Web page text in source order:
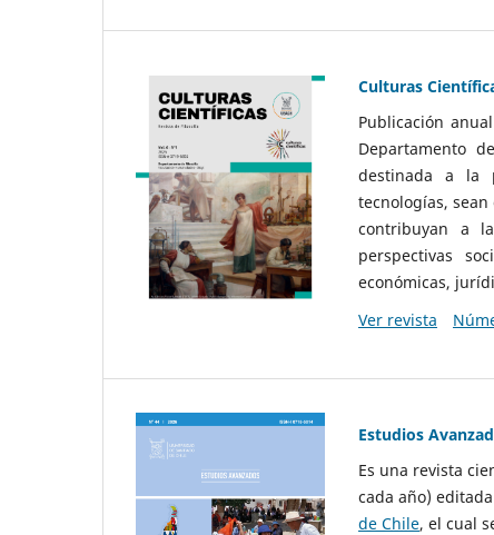
Culturas
Publicación
Departamento
destinada a la
tecnologías,
contribuyan a
perspectivas
económicas,
Ver revista
Estudios
Es una revista
cada año)
de Chile, el cual